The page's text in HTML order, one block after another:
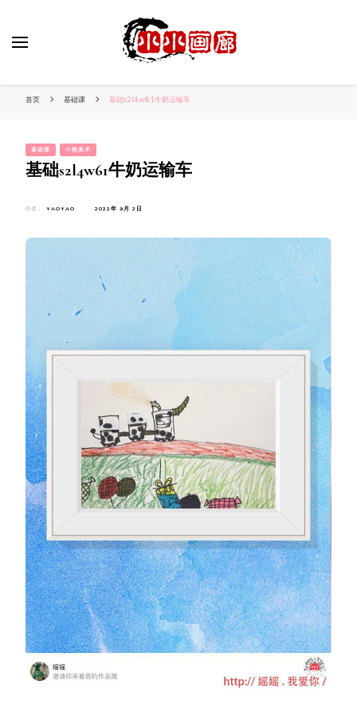
首页 基础课 基础s2l4w61牛奶运输车
基础课 小熊美术
基础s2l4w61牛奶运输车
作者： YAOYAO 2022年 9月 2日